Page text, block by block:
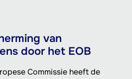
van
door het EOB
Commissie heeft de